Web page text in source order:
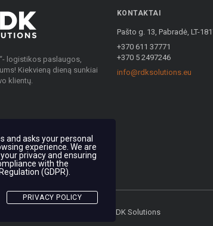
logistikos paslaugos,
Kiekvieną dieną sunkiai
klientų.
KONTAKTAI
Pašto g. 13, Pabradė, LT-
+370 611 37771
+370 5 2497246
info@rdksolutions.eu
Visos teisės saugomos RDK Solutions
and asks your personal
experience. We are
privacy and ensuring
with the
(GDPR)
PRIVACY POLICY